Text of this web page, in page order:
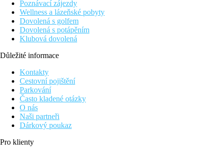
Poznávací zájezdy
Wellness a lázeňské pobyty
Dovolená s golfem
Dovolená s potápěním
Klubová dovolená
Důležité informace
Kontakty
Cestovní pojištění
Parkování
Často kladené otázky
O nás
Naši partneři
Dárkový poukaz
Pro klienty